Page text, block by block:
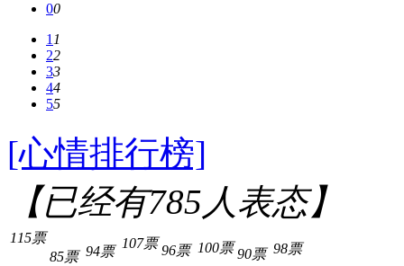
00
11
22
33
44
55
[心情排行榜]
【已经有785人表态】
115票
85票 94票
107票 96票 100票 90票 98票